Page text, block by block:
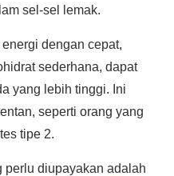
sel-sel lemak.
dengan cepat,
sederhana, dapat
yang lebih tinggi. Ini
seperti orang yang
tipe 2.
perlu diupayakan adalah